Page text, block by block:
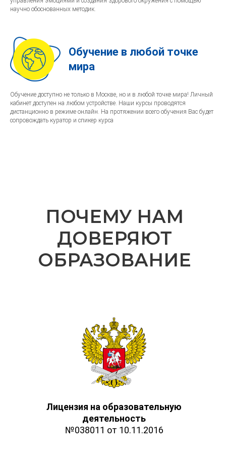
научно обоснованных методик.
Обучение в любой точке
мира
Обучение доступно не только в Москве, но и в любой точке мира! Личный
кабинет доступен на любом устройстве. Наши курсы проводятся
дистанционно в режиме онлайн. На протяжении всего обучения Вас будет
сопровождать куратор и спикер курса
ПОЧЕМУ НАМ
ДОВЕРЯЮТ
ОБРАЗОВАНИЕ
Лицензия на образовательную
деятельность
№038011 от 10.11.2016